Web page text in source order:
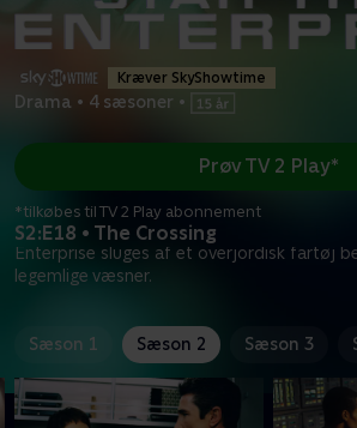
Kræver SkyShowtime
Drama • 4 sæsoner •
S2:E18 • The Crossing
Enterprise sluges af et overjordisk fartøj
legemlige væsner.
Prøv TV 2 Play*
*tilkøbes til TV 2 Play abonnement
Sæson 1 Sæson 2 Sæson 3